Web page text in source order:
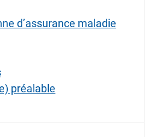
d’assurance maladie
préalable